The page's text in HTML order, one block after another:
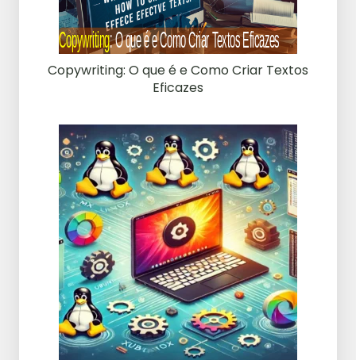
Copywriting: O que é e Como Criar Textos
Eficazes